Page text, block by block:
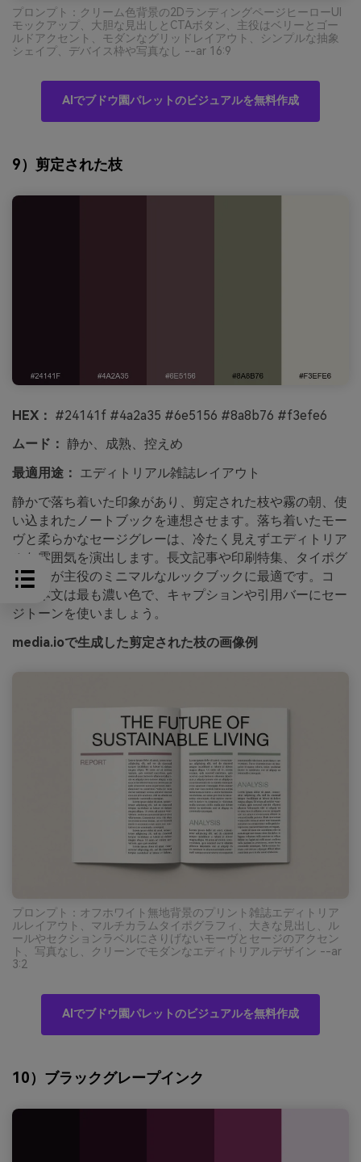
プロンプト：クリーム色背景の2DランディングページヒーローUI
モックアップ、大胆な見出しとCTAボタン、主役はベリーとゴー
ルドアクセント、モダンなグリッドレイアウト、シンプルな抽象
シェイプ、デバイス枠や写真なし --ar 16:9
AIでブドウ園パレットのビジュアルを無料作成
9）剪定された枝
HEX： #24141f #4a2a35 #6e5156 #8a8b76 #f3efe6
ムード： 静か、成熟、控えめ
最適用途： エディトリアル雑誌レイアウト
静かで落ち着いた印象があり、剪定された枝や霧の朝、使
い込まれたノートブックを連想させます。落ち着いたモー
ヴと柔らかなセージグレーは、冷たく見えずエディトリア
ルな雰囲気を演出します。長文記事や印刷特集、タイポグ
ラフィが主役のミニマルなルックブックに最適です。コ
ツ：本文は最も濃い色で、キャプションや引用バーにセー
ジトーンを使いましょう。
media.ioで生成した剪定された枝の画像例
プロンプト：オフホワイト無地背景のプリント雑誌エディトリア
ルレイアウト、マルチカラムタイポグラフィ、大きな見出し、ル
ールやセクションラベルにさりげないモーヴとセージのアクセン
ト、写真なし、クリーンでモダンなエディトリアルデザイン --ar
3:2
AIでブドウ園パレットのビジュアルを無料作成
10）ブラックグレープインク